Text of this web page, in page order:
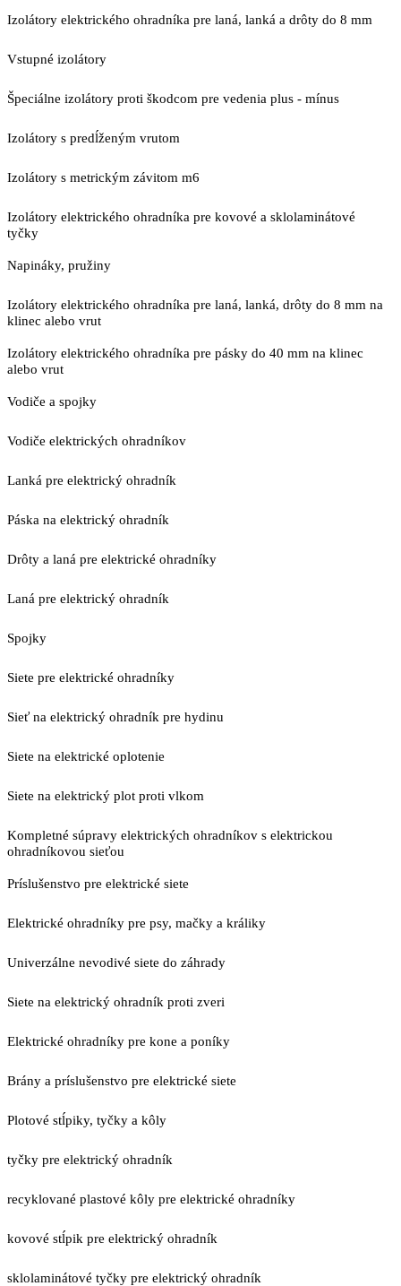
Izolátory elektrického ohradníka pre laná, lanká a drôty do 8 mm
Vstupné izolátory
Špeciálne izolátory proti škodcom pre vedenia plus - mínus
Izolátory s predĺženým vrutom
Izolátory s metrickým závitom m6
Izolátory elektrického ohradníka pre kovové a sklolaminátové
tyčky
Napináky, pružiny
Izolátory elektrického ohradníka pre laná, lanká, drôty do 8 mm na
klinec alebo vrut
Izolátory elektrického ohradníka pre pásky do 40 mm na klinec
alebo vrut
Vodiče a spojky
Vodiče elektrických ohradníkov
Lanká pre elektrický ohradník
Páska na elektrický ohradník
Drôty a laná pre elektrické ohradníky
Laná pre elektrický ohradník
Spojky
Siete pre elektrické ohradníky
Sieť na elektrický ohradník pre hydinu
Siete na elektrické oplotenie
Siete na elektrický plot proti vlkom
Kompletné súpravy elektrických ohradníkov s elektrickou
ohradníkovou sieťou
Príslušenstvo pre elektrické siete
Elektrické ohradníky pre psy, mačky a králiky
Univerzálne nevodivé siete do záhrady
Siete na elektrický ohradník proti zveri
Elektrické ohradníky pre kone a poníky
Brány a príslušenstvo pre elektrické siete
Plotové stĺpiky, tyčky a kôly
tyčky pre elektrický ohradník
recyklované plastové kôly pre elektrické ohradníky
kovové stĺpik pre elektrický ohradník
sklolaminátové tyčky pre elektrický ohradník